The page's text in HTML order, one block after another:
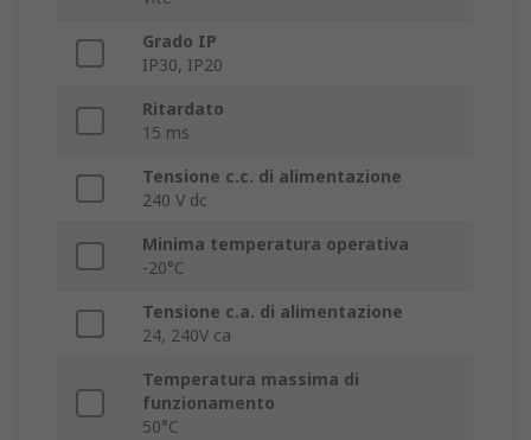
Grado IP
IP30, IP20
Ritardato
15 ms
Tensione c.c. di alimentazione
240 V dc
Minima temperatura operativa
-20°C
Tensione c.a. di alimentazione
24, 240V ca
Temperatura massima di
funzionamento
50°C